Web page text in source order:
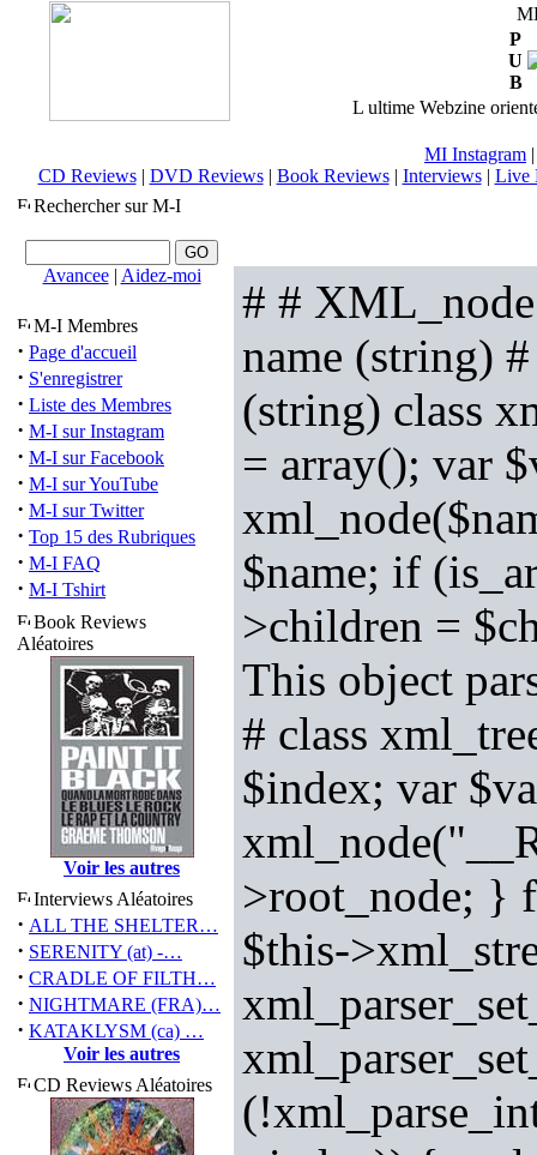
P
U
B
L ultime Webzine
MI Instagram
CD Reviews| DVD Reviews| Book Reviews| Interviews| Live
Rechercher sur M-I
Avancee| Aidez-moi
M-I Membres
· Page d'accueil
· S'enregistrer
· Liste des Membres
· M-I sur Instagram
· M-I sur Facebook
· M-I sur YouTube
· M-I sur Twitter
· Top 15 des Rubriques
· M-I FAQ
· M-I Tshirt
Book Reviews
Aléatoires
Voir les autres
Interviews Aléatoires
· ALL THE SHELTER…
· SERENITY (at) -…
· CRADLE OF FILTH…
· NIGHTMARE (FRA)…
· KATAKLYSM (ca) …
Voir les autres
CD Reviews Aléatoires
# #
name (string)
(string) class
= array(); var
$name; if
>children =
This object
# class
$index; var
>root_node; }
$this-